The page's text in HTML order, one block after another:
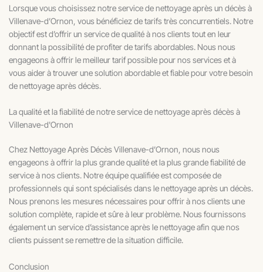
Lorsque vous choisissez notre service de nettoyage après un décès à
Villenave-d’Ornon, vous bénéficiez de tarifs très concurrentiels. Notre
objectif est d’offrir un service de qualité à nos clients tout en leur
donnant la possibilité de profiter de tarifs abordables. Nous nous
engageons à offrir le meilleur tarif possible pour nos services et à
vous aider à trouver une solution abordable et fiable pour votre besoin
de nettoyage après décès.
La qualité et la fiabilité de notre service de nettoyage après décès à
Villenave-d'Ornon
Chez Nettoyage Après Décès Villenave-d’Ornon, nous nous
engageons à offrir la plus grande qualité et la plus grande fiabilité de
service à nos clients. Notre équipe qualifiée est composée de
professionnels qui sont spécialisés dans le nettoyage après un décès.
Nous prenons les mesures nécessaires pour offrir à nos clients une
solution complète, rapide et sûre à leur problème. Nous fournissons
également un service d’assistance après le nettoyage afin que nos
clients puissent se remettre de la situation difficile.
Conclusion